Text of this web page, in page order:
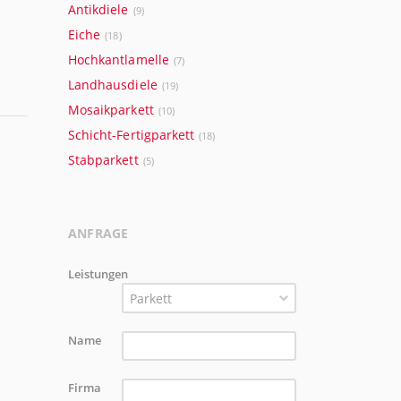
Antikdiele (9)
Eiche (18)
Hochkantlamelle (7)
Landhausdiele (19)
Mosaikparkett (10)
Schicht-Fertigparkett (18)
Stabparkett (5)
ANFRAGE
Leistungen
Parkett
Name
Firma